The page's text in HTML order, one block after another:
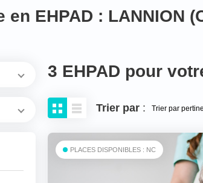
EHPAD : LANNION
3 EHPAD pour
Trierpar:
PLACES DISPONIBLES : NC